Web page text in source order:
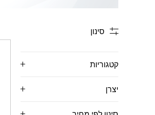
סינון
קטגוריות
יצרן